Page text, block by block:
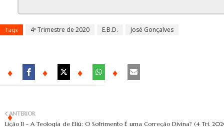
Tags 4º Trimestre de 2020 E.B.D. José Gonçalves
ANTERIOR
Lição 11 - A Teologia de Eliú: O Sofrimento É uma Correção Divina? (4 Tri.